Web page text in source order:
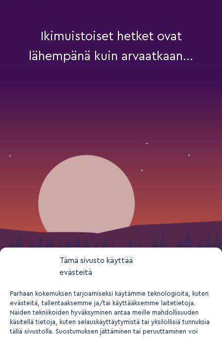
Tämä sivusto käyttää
evästeitä
Parhaan kokemuksen tarjoamiseksi käytämme teknologioita, kuten
evästeitä, tallentaaksemme ja/tai käyttääksemme laitetietoja.
Näiden tekniikoiden hyväksyminen antaa meille mahdollisuuden
käsitellä tietoja, kuten selauskäyttäytymistä tai yksilöllisiä tunnuksia
tällä sivustolla. Suostumuksen jättäminen tai peruuttaminen voi
Ikimuistoiset hetket ovat
lähempänä kuin arvaatkaan...